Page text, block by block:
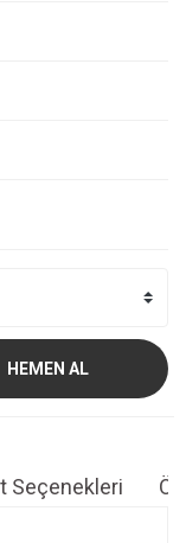
HEMEN AL
Seçenekleri